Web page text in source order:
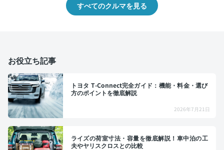
すべてのクルマを見る
お役立ち記事
トヨタ T-Connect完全ガイド：機能・料金・選び
方のポイントを徹底解説
2026年7月21日
ライズの荷室寸法・容量を徹底解説！車中泊の工
夫やヤリスクロスとの比較